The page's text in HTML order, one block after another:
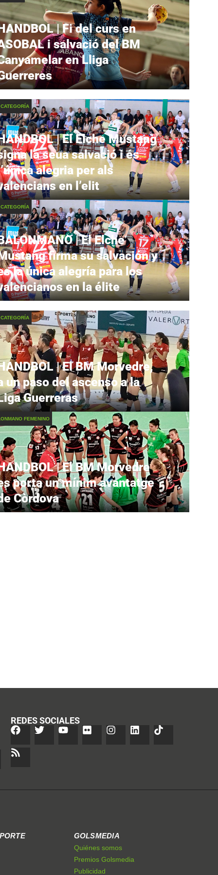
| Fi del curs en
i salvació del BM
en Lliga
| El Elche Mustang
la seua salvació i és
alegria per als
en l’elit
| El Elche
firma su salvación y
la única alegría para los
en la élite
| El BM Morvedre,
un paso del ascenso a la
Guerreras
FEMENINO
| El BM Morvedre
porta un mínim avantatge
Còrdova
REDES SOCIALES
GOLSMEDIA
Quiénes somos
Premios Golsmedia
Publicidad